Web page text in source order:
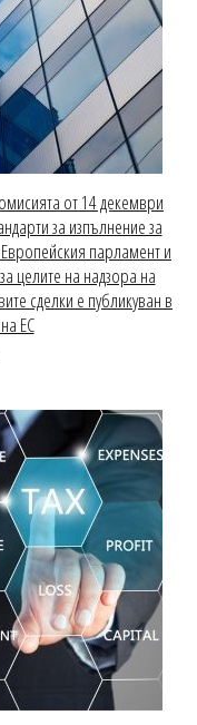
от 14 декември
за изпълнение за
парламент и
целите на надзора на
сделки е публикуван в
ЕС